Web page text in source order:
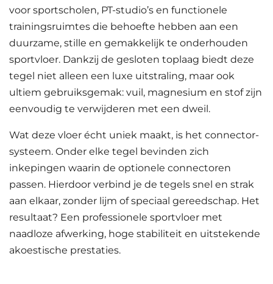
voor sportscholen, PT-studio’s en functionele
trainingsruimtes die behoefte hebben aan een
duurzame, stille en gemakkelijk te onderhouden
sportvloer. Dankzij de gesloten toplaag biedt deze
tegel niet alleen een luxe uitstraling, maar ook
ultiem gebruiksgemak: vuil, magnesium en stof zijn
eenvoudig te verwijderen met een dweil.
Wat deze vloer écht uniek maakt, is het connector-
systeem. Onder elke tegel bevinden zich
inkepingen waarin de optionele connectoren
passen. Hierdoor verbind je de tegels snel en strak
aan elkaar, zonder lijm of speciaal gereedschap. Het
resultaat? Een professionele sportvloer met
naadloze afwerking, hoge stabiliteit en uitstekende
akoestische prestaties.